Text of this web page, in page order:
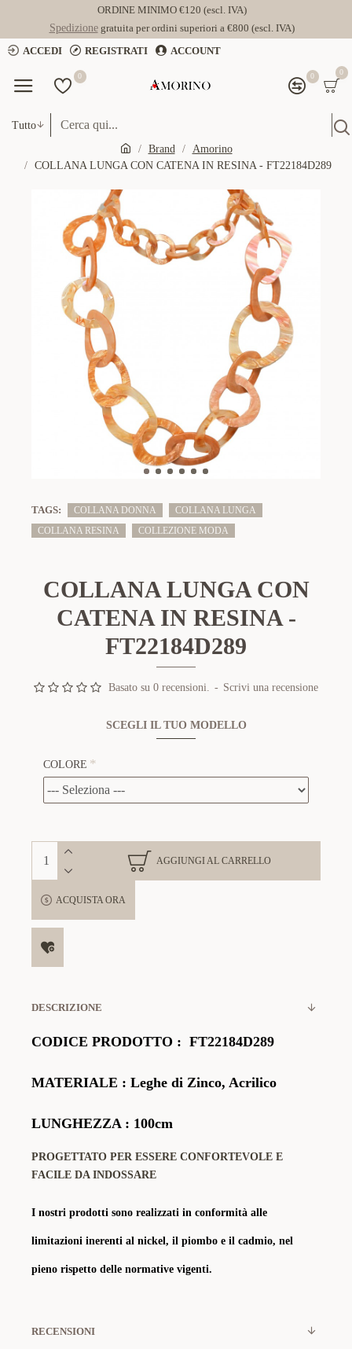
ORDINE MINIMO €120 (escl. IVA)
Spedizionegratuita per ordini superiori a €800 (escl. IVA)
ACCEDI
REGISTRATI ACCOUNT
0 0 0
Tutto
Brand
Amorino
COLLANA LUNGA CON CATENA IN RESINA - FT22184D289
TAGS: COLLANA DONNA
COLLANA LUNGA
COLLANA RESINA
COLLEZIONE MODA
COLLANA LUNGA CON
CATENA IN RESINA -
FT22184D289
Basato su 0 recensioni. - Scrivi una recensione
SCEGLI IL TUO MODELLO
COLORE
AGGIUNGI AL CARRELLO
ACQUISTA ORA
DESCRIZIONE
CODICE PRODOTTO : FT22184D289
MATERIALE : Leghe di Zinco, Acrilico
LUNGHEZZA : 100cm
PROGETTATO PER ESSERE CONFORTEVOLE E
FACILE DA INDOSSARE
I nostri prodotti sono realizzati in conformità alle
limitazioni inerenti al nickel, il piombo e il cadmio, nel
pieno rispetto delle normative vigenti.
RECENSIONI